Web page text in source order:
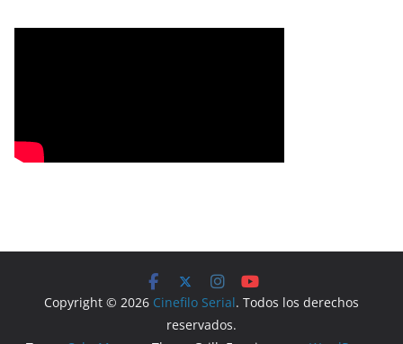
Copyright © 2026 Cinefilo Serial. Todos los derechos
reservados.